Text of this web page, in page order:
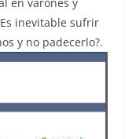
inevitable sufrir
y no padecerlo?.